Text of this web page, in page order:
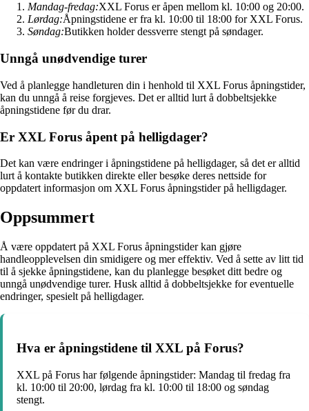
Mandag-fredag:XXL Forus er åpen mellom kl. 10:00 og 20:00.
Lørdag:Åpningstidene er fra kl. 10:00 til 18:00 for XXL Forus.
Søndag:Butikken holder dessverre stengt på søndager.
Unngå unødvendige turer
Ved å planlegge handleturen din i henhold til XXL Forus åpningstider,
kan du unngå å reise forgjeves. Det er alltid lurt å dobbeltsjekke
åpningstidene før du drar.
Er XXL Forus åpent på helligdager?
Det kan være endringer i åpningstidene på helligdager, så det er alltid
lurt å kontakte butikken direkte eller besøke deres nettside for
oppdatert informasjon om XXL Forus åpningstider på helligdager.
Oppsummert
Å være oppdatert på XXL Forus åpningstider kan gjøre
handleopplevelsen din smidigere og mer effektiv. Ved å sette av litt tid
til å sjekke åpningstidene, kan du planlegge besøket ditt bedre og
unngå unødvendige turer. Husk alltid å dobbeltsjekke for eventuelle
endringer, spesielt på helligdager.
Hva er åpningstidene til XXL på Forus?
XXL på Forus har følgende åpningstider: Mandag til fredag fra
kl. 10:00 til 20:00, lørdag fra kl. 10:00 til 18:00 og søndag
stengt.